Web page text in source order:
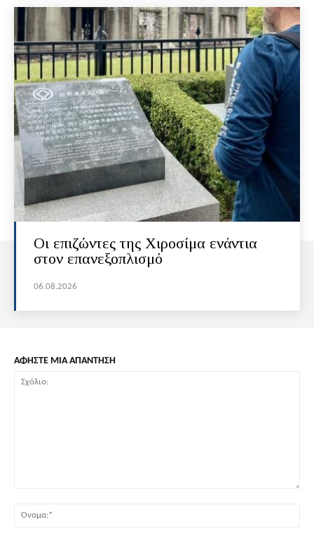
Οι επιζώντες της Χιροσίμα ενάντια
στον επανεξοπλισμό
06.08.2026
ΑΦΗΣΤΕ ΜΙΑ ΑΠΑΝΤΗΣΗ